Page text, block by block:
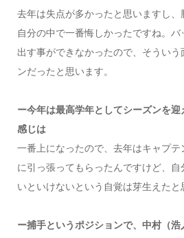
去年は失点が多かったと思いますし
自分の中で一番悔しかったですね。
出す事ができなかったので、そうい
ンだったと思います。
ー今年は最高学年としてシーズンを
感じは
一番上になったので、去年はキャプ
に引っ張ってもらったんですけど、
いといけないという自覚は芽生えたと
ー捕手というポジションで、中村（